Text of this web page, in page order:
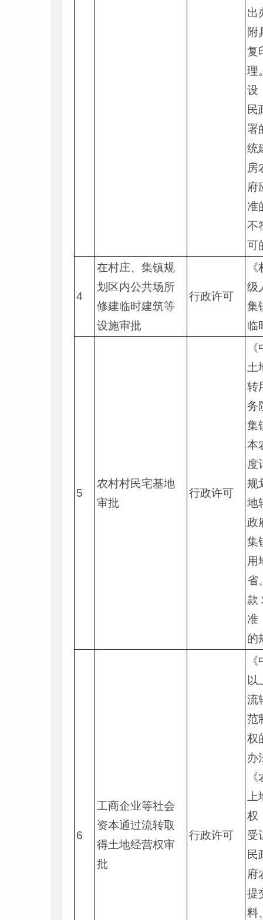
出
附
复
理
设
民
署
统
房
府
准
不
可
4
在村庄、集镇规
划区内公共场所
修建临时建筑等
设施审批
行政许可
级
集
临
5
农村村民宅基地
审批
行政许可
土
转
务
集
本
度
规
地
政
集
用
省
款
准
的
6
工商企业等社会
资本通过流转取
得土地经营权审
批
行政许可
以
流
范
权
办
权
受
民
府
提
料